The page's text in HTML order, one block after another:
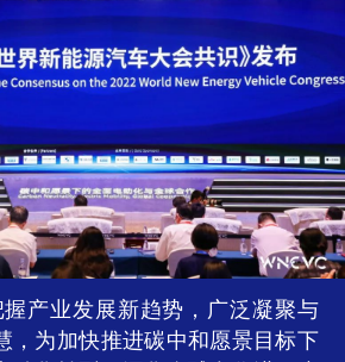
握产业发展新趋势，广泛凝聚与
，为加快推进碳中和愿景目标下